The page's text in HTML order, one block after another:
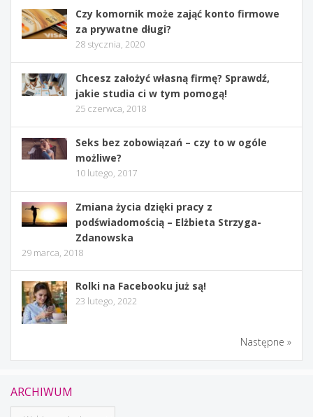
Czy komornik może zająć konto firmowe
za prywatne długi?
28 stycznia, 2020
Chcesz założyć własną firmę? Sprawdź,
jakie studia ci w tym pomogą!
25 czerwca, 2018
Seks bez zobowiązań – czy to w ogóle
możliwe?
10 lutego, 2017
Zmiana życia dzięki pracy z
podświadomością – Elżbieta Strzyga-
Zdanowska
29 marca, 2018
Rolki na Facebooku już są!
23 lutego, 2022
Następne »
ARCHIWUM
Archiwum